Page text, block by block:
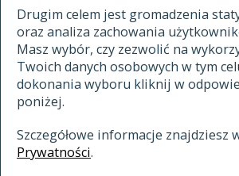
Drugim celem jest gromadzenia
oraz analiza zachowania
Masz wybór, czy zezwolić na
Twoich danych osobowych w tym
dokonania wyboru kliknij w
poniżej.
Szczegółowe informacje znajdziesz
Prywatności.
materiały archiwalne
cytowanie
kontakt